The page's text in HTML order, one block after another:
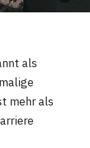
als
mehr als